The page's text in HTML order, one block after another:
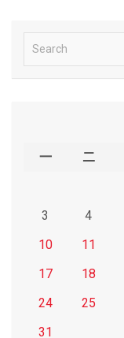
e
一 二
3
4
10
11
17
18
24
25
31